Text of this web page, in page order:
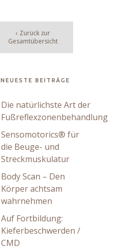
‹ Zurück zur
Gesamtübersicht
NEUESTE BEITRÄGE
Die natürlichste Art der
Fußreflexzonenbehandlung
Sensomotorics® für
die Beuge- und
Streckmuskulatur
Body Scan – Den
Körper achtsam
wahrnehmen
Auf Fortbildung:
Kieferbeschwerden /
CMD